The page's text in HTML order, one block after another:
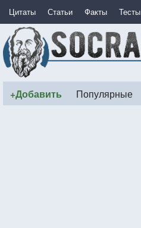
Цитаты Статьи Факты Тесты
+Добавить Популярные